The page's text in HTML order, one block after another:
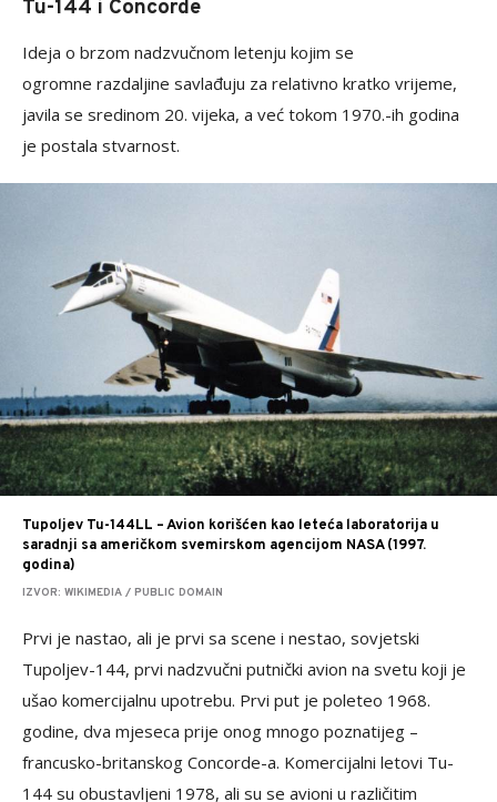
Tu-144 i Concorde
Ideja o brzom nadzvučnom letenju kojim se
ogromne razdaljine savlađuju za relativno kratko vrijeme,
javila se sredinom 20. vijeka, a već tokom 1970.-ih godina
je postala stvarnost.
Tupoljev Tu-144LL – Avion korišćen kao leteća laboratorija u
saradnji sa američkom svemirskom agencijom NASA (1997.
godina)
IZVOR: WIKIMEDIA / PUBLIC DOMAIN
Prvi je nastao, ali je prvi sa scene i nestao, sovjetski
Tupoljev-144, prvi nadzvučni putnički avion na svetu koji je
ušao komercijalnu upotrebu. Prvi put je poleteo 1968.
godine, dva mjeseca prije onog mnogo poznatijeg –
francusko-britanskog Concorde-a. Komercijalni letovi Tu-
144 su obustavljeni 1978, ali su se avioni u različitim